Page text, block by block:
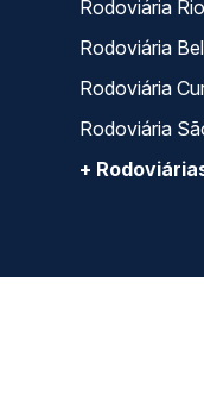
Rodoviária
Rodoviária
Rodoviária
Rodoviária
+